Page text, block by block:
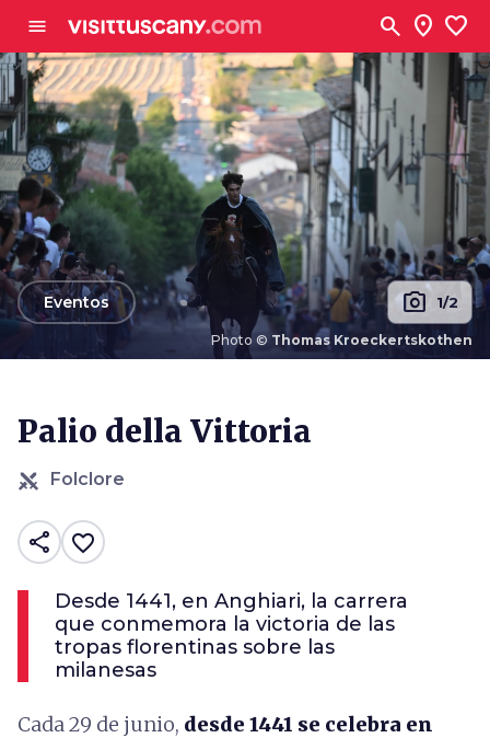
menu search location_on favorite
Photo © Thomas Kroeckertskothen
arrow_backEventos photo_camera 1/2
Palio della Vittoria
Folclore
share favorite_border
Desde 1441, en Anghiari, la carrera
que conmemora la victoria de las
tropas florentinas sobre las
milanesas
Cada 29 de junio, desde 1441 se celebra en